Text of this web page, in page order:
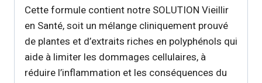
Cette formule contient notre SOLUTION Vieillir
en Santé, soit un mélange cliniquement prouvé
de plantes et d’extraits riches en polyphénols qui
aide à limiter les dommages cellulaires, à
réduire l’inflammation et les conséquences du